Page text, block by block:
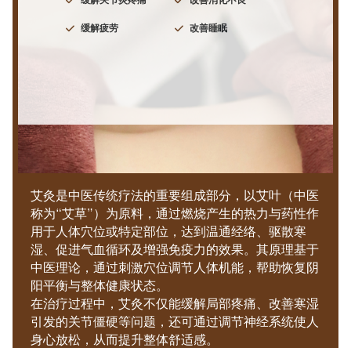
缓解疲劳 改善睡眠
艾灸是中医传统疗法的重要组成部分，以艾叶（中医
称为“艾草”）为原料，通过燃烧产生的热力与药性作
用于人体穴位或特定部位，达到温通经络、驱散寒
湿、促进气血循环及增强免疫力的效果。其原理基于
中医理论，通过刺激穴位调节人体机能，帮助恢复阴
阳平衡与整体健康状态。
在治疗过程中，艾灸不仅能缓解局部疼痛、改善寒湿
引发的关节僵硬等问题，还可通过调节神经系统使人
身心放松，从而提升整体舒适感。